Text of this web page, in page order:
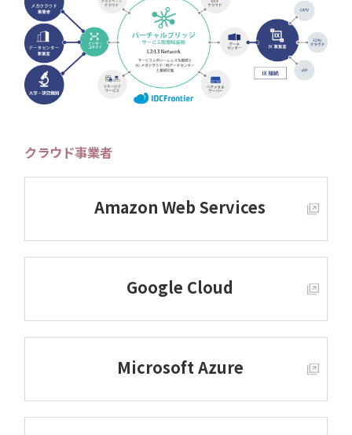
クラウド事業者
Amazon Web Services
Google Cloud
Microsoft Azure